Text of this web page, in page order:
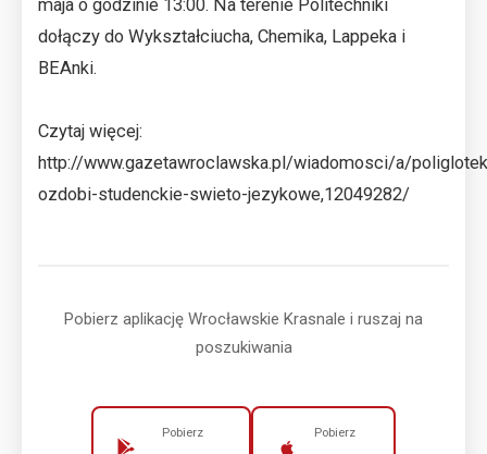
maja o godzinie 13:00. Na terenie Politechniki
dołączy do Wykształciucha, Chemika, Lappeka i
BEAnki.
Czytaj więcej:
http://www.gazetawroclawska.pl/wiadomosci/a/
ozdobi-studenckie-swieto-jezykowe,12049282/
Pobierz aplikację Wrocławskie Krasnale i ruszaj na
poszukiwania
Pobierz Pobierz